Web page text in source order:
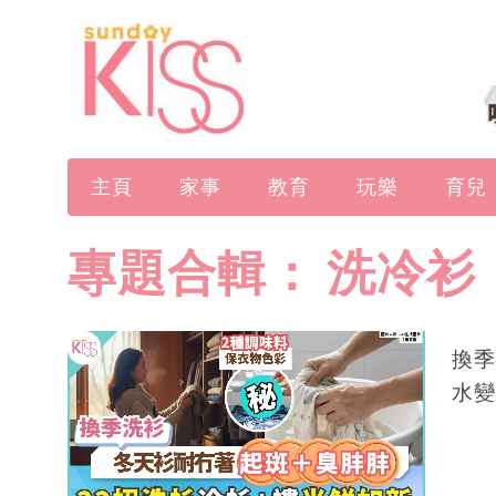
主頁 家事 教育 玩樂 育兒
專題合輯： 洗冷衫
換
水